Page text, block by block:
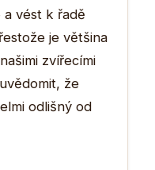
vést k řadě
je většina
zvířecími
že
odlišný od